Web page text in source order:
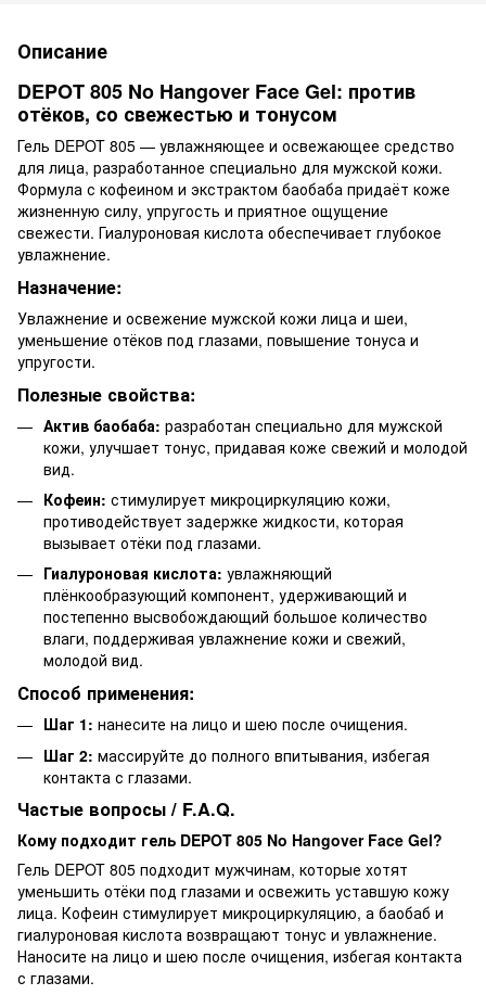
Описание
DEPOT 805 No Hangover Face Gel: против
отёков, со свежестью и тонусом
Гель DEPOT 805 — увлажняющее и освежающее средство
для лица, разработанное специально для мужской кожи.
Формула с кофеином и экстрактом баобаба придаёт коже
жизненную силу, упругость и приятное ощущение
свежести. Гиалуроновая кислота обеспечивает глубокое
увлажнение.
Назначение:
Увлажнение и освежение мужской кожи лица и шеи,
уменьшение отёков под глазами, повышение тонуса и
упругости.
Полезные свойства:
Актив баобаба: разработан специально для мужской
кожи, улучшает тонус, придавая коже свежий и молодой
вид.
Кофеин: стимулирует микроциркуляцию кожи,
противодействует задержке жидкости, которая
вызывает отёки под глазами.
Гиалуроновая кислота: увлажняющий
плёнкообразующий компонент, удерживающий и
постепенно высвобождающий большое количество
влаги, поддерживая увлажнение кожи и свежий,
молодой вид.
Способ применения:
Шаг 1: нанесите на лицо и шею после очищения.
Шаг 2: массируйте до полного впитывания, избегая
контакта с глазами.
Частые вопросы / F.A.Q.
Кому подходит гель DEPOT 805 No Hangover Face Gel?
Гель DEPOT 805 подходит мужчинам, которые хотят
уменьшить отёки под глазами и освежить уставшую кожу
лица. Кофеин стимулирует микроциркуляцию, а баобаб и
гиалуроновая кислота возвращают тонус и увлажнение.
Наносите на лицо и шею после очищения, избегая контакта
с глазами.